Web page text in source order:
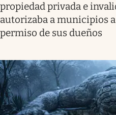
propiedad privada e
autorizaba a municipios
permiso de sus dueños